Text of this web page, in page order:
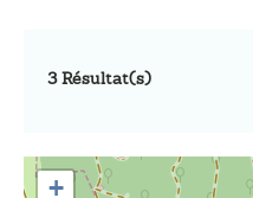
3 Résultat(s)
+